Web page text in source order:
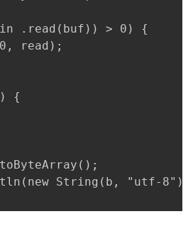
.read(buf)) > 0) {
read);
{
String(b, "utf-